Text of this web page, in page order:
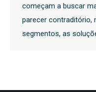
começam a buscar
parecer contraditório,
segmentos, as